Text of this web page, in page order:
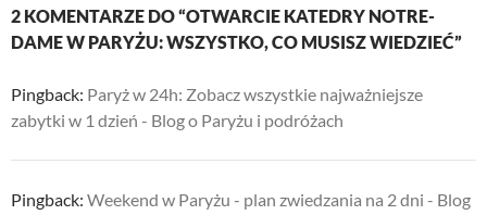
2 KOMENTARZE DO “OTWARCIE KATEDRY NOTRE-
DAME W PARYŻU: WSZYSTKO, CO MUSISZ WIEDZIEĆ”
Pingback: Paryż w 24h: Zobacz wszystkie najważniejsze
zabytki w 1 dzień - Blog o Paryżu i podróżach
Pingback: Weekend w Paryżu - plan zwiedzania na 2 dni - Blog